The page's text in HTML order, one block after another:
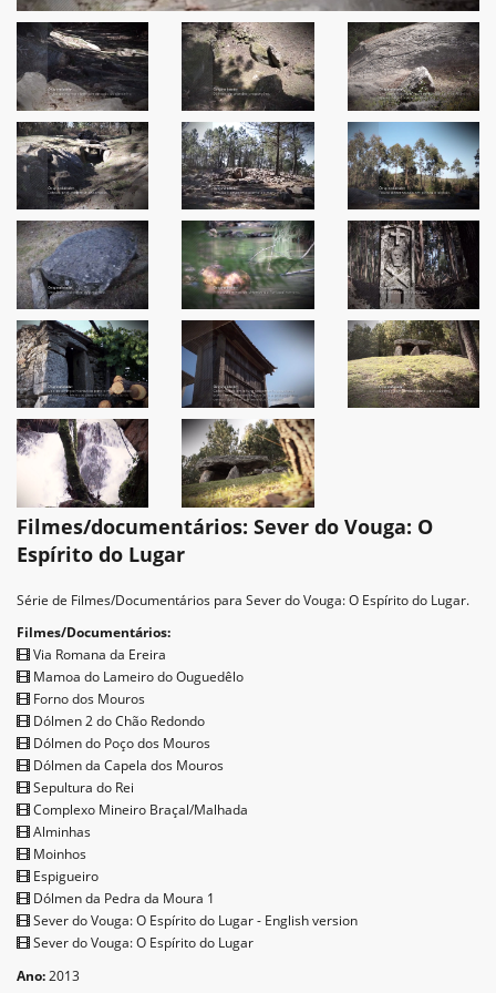
Filmes/documentários: Sever do Vouga: O
Espírito do Lugar
Série de Filmes/Documentários para Sever do Vouga: O Espírito do Lugar.
Filmes/Documentários:
Via Romana da Ereira
Mamoa do Lameiro do Ouguedêlo
Forno dos Mouros
Dólmen 2 do Chão Redondo
Dólmen do Poço dos Mouros
Dólmen da Capela dos Mouros
Sepultura do Rei
Complexo Mineiro Braçal/Malhada
Alminhas
Moinhos
Espigueiro
Dólmen da Pedra da Moura 1
Sever do Vouga: O Espírito do Lugar - English version
Sever do Vouga: O Espírito do Lugar
Ano:2013